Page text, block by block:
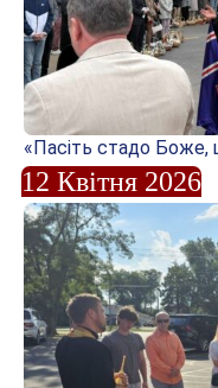
«Пасіть стадо Боже,
12 Квітня 2026